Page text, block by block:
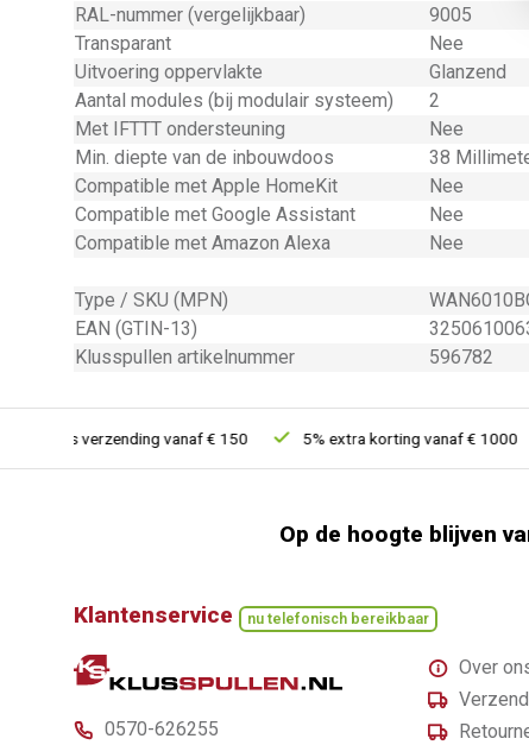
RAL-nummer (vergelijkbaar)
9005
Transparant
Nee
Uitvoering oppervlakte
Glanzend
Aantal modules (bij modulair systeem)
2
Met IFTTT ondersteuning
Nee
Min. diepte van de inbouwdoos
38
Compatible met Apple HomeKit
Nee
Compatible met Google Assistant
Nee
Compatible met Amazon Alexa
Nee
Type / SKU (MPN)
EAN (GTIN-13)
Klusspullen artikelnummer
596782
Gratis verzending vanaf € 150 5% extra korting vanaf € 1000
Op de hoogte blijven
Klantenservice nu telefonisch bereikbaar
0570-626255
Over